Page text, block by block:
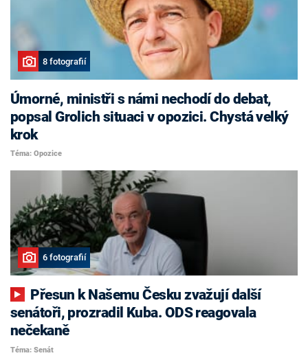
8 fotografií
Úmorné, ministři s námi nechodí do debat,
popsal Grolich situaci v opozici. Chystá velký
krok
Téma: Opozice
6 fotografií
senátoři, prozradil Kuba. ODS reagovala
nečekaně
Téma: Senát